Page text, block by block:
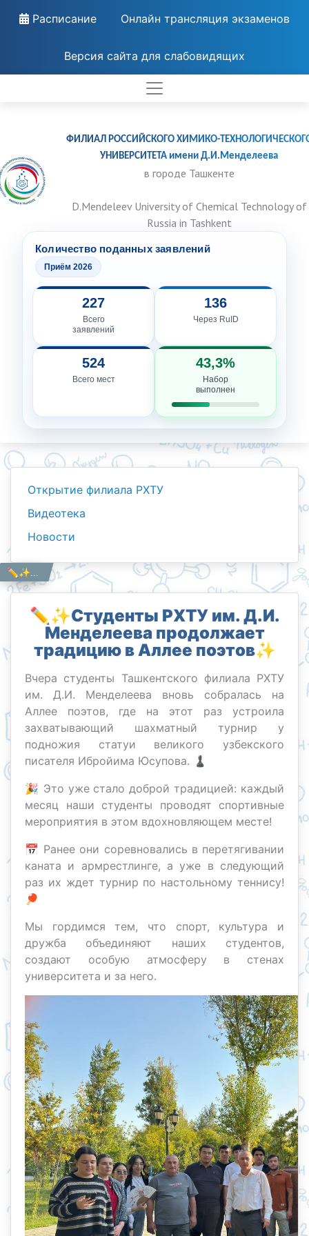
Расписание Онлайн трансляция экзаменов
Версия сайта для слабовидящих
ФИЛИАЛ РОССИЙСКОГО ХИМИКО-
УНИВЕРСИТЕТА имени Д.И.Менделеева
в городе Ташкенте
D.Mendeleev University of Chemical Technology of
Russia in Tashkent
Количество поданных заявлений
Приём 2026
227
Всего
заявлений
136
Через RuID
524
Всего мест
43,3%
Набор
выполнен
Открытие филиала РХТУ
Видеотека
Новости
Главная
Работникам
Новости ✏️✨Студенты РХТУ им. Д.И. Менделеева продолжает традицию в Аллее поэтов✨
✏️✨Студенты РХТУ им. Д.И.
Менделеева продолжает
традицию в Аллее поэтов✨
Вчера студенты Ташкентского филиала РХТУ
им. Д.И. Менделеева вновь собралась на
Аллее поэтов, где на этот раз устроила
захватывающий шахматный турнир у
подножия статуи великого узбекского
писателя Ибройима Юсупова. ♟
🎉 Это уже стало доброй традицией: каждый
месяц наши студенты проводят спортивные
мероприятия в этом вдохновляющем месте!
📅 Ранее они соревновались в перетягивании
каната и армрестлинге, а уже в следующий
раз их ждет турнир по настольному теннису!
🏓
Мы гордимся тем, что спорт, культура и
дружба объединяют наших студентов,
создают особую атмосферу в стенах
университета и за него.